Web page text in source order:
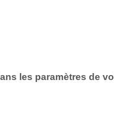
les paramètres de